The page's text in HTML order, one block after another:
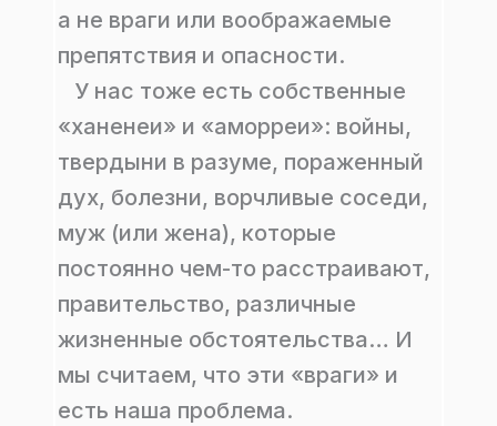
а не враги или воображаемые
препятствия и опасности.
У нас тоже есть собственные
«ханенеи» и «аморреи»: войны,
твердыни в разуме, пораженный
дух, болезни, ворчливые соседи,
муж (или жена), которые
постоянно чем-то расстраивают,
правительство, различные
жизненные обстоятельства… И
мы считаем, что эти «враги» и
есть наша проблема.